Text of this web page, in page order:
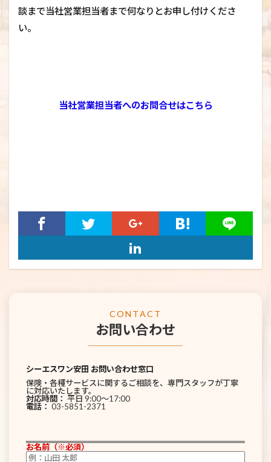
談まで当社営業担当者まで何なりとお申し付けくださ
い。
当社営業担当者へのお問合せはこちら
CONTACT
お問い合わせ
────────────
シーエスワン安田 お問い合わせ窓口
保険・各種サービスに関するご相談を、専門スタッフが丁寧
に対応いたします。
対応時間： 平日 9:00〜17:00
電話： 03-5851-2371
お名前（※必須）